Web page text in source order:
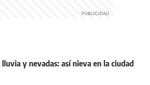
y nevadas: así nieva en la ciudad